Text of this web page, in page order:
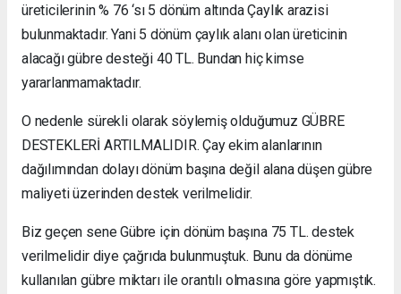
üreticilerinin % 76 ‘sı 5 dönüm altında Çaylık arazisi
bulunmaktadır. Yani 5 dönüm çaylık alanı olan üreticinin
alacağı gübre desteği 40 TL. Bundan hiç kimse
yararlanmamaktadır.
O nedenle sürekli olarak söylemiş olduğumuz GÜBRE
DESTEKLERİ ARTILMALIDIR. Çay ekim alanlarının
dağılımından dolayı dönüm başına değil alana düşen gübre
maliyeti üzerinden destek verilmelidir.
Biz geçen sene Gübre için dönüm başına 75 TL. destek
verilmelidir diye çağrıda bulunmuştuk. Bunu da dönüme
kullanılan gübre miktarı ile orantılı olmasına göre yapmıştık.